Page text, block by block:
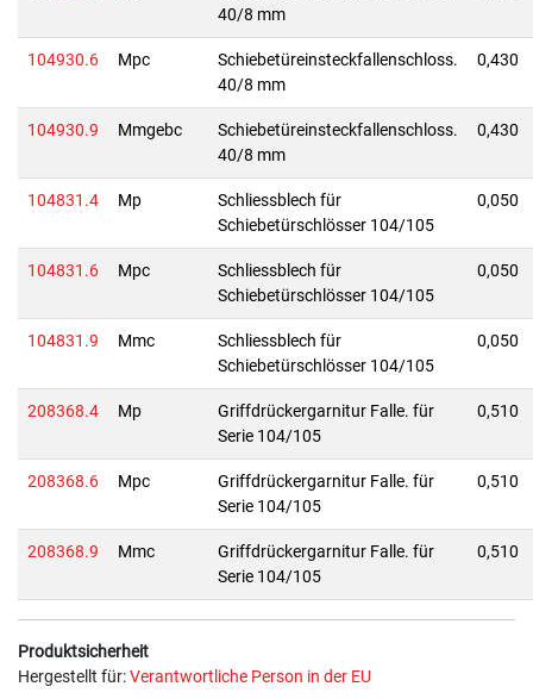
40/8 mm
104930.6 Mpc
Schiebetüreinsteckfallenschloss.
40/8 mm
0,430
104930.9 Mmgebc
Schiebetüreinsteckfallenschloss.
40/8 mm
0,430
104831.4 Mp
Schliessblech für
Schiebetürschlösser 104/105
0,050
104831.6 Mpc
Schliessblech für
Schiebetürschlösser 104/105
0,050
104831.9 Mmc
Schliessblech für
Schiebetürschlösser 104/105
0,050
208368.4 Mp
Griffdrückergarnitur Falle. für
Serie 104/105
0,510
208368.6 Mpc
Griffdrückergarnitur Falle. für
Serie 104/105
0,510
208368.9 Mmc
Griffdrückergarnitur Falle. für
Serie 104/105
0,510
Produktsicherheit
Hergestellt für:Verantwortliche Person in der EU